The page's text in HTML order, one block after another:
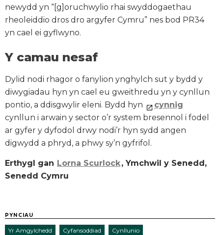
newydd yn “[g]oruchwylio rhai swyddogaethau
rheoleiddio dros dro argyfer Cymru” nes bod PR34
yn cael ei gyflwyno.
Y camau nesaf
Dylid nodi rhagor o fanylion ynghylch sut y bydd y
diwygiadau hyn yn cael eu gweithredu yn y cynllun
pontio, a ddisgwylir eleni. Bydd hyn
cynnig
cynllun i arwain y sector o’r system bresennol i fodel
ar gyfer y dyfodol drwy nodi’r hyn sydd angen
digwydd a phryd, a phwy sy’n gyfrifol.
Erthygl gan Lorna Scurlock, Ymchwil y Senedd,
Senedd Cymru
PYNCIAU
Yr Amgylchedd Cyfansoddiad Cynllunio